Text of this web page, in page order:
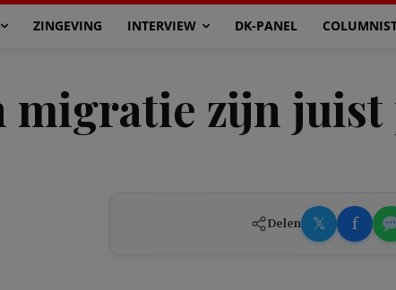
ZINGEVING INTERVIEW DK-PANEL
migratie zijn
Delen 𝕏 f